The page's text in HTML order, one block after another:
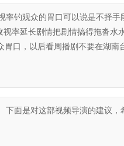
率钓观众的胃口可以说是不择
率延长剧情把剧情搞得拖沓水
口，以后看周播剧不要在湖
面是对这部视频导演的建议